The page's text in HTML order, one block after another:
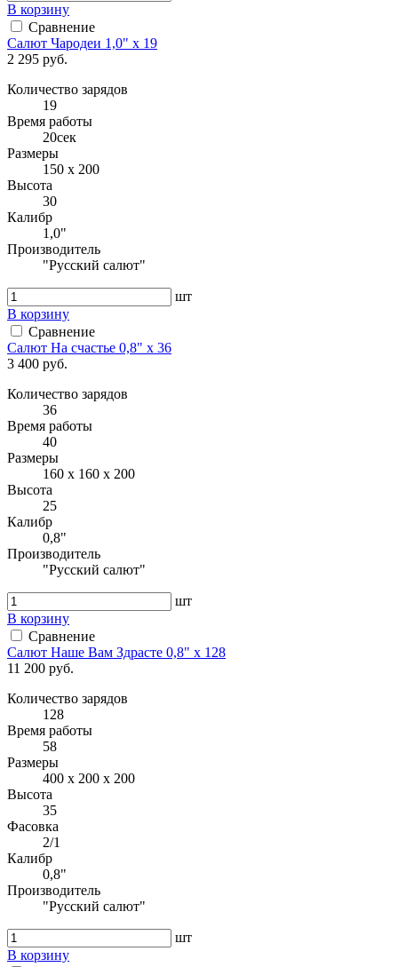
В корзину
Сравнение
Салют Чародеи 1,0" x 19
2 295 руб.
Количество зарядов
19
Время работы
20сек
Размеры
150 x 200
Высота
30
Калибр
1,0"
Производитель
"Русский салют"
шт
В корзину
Сравнение
Салют На счастье 0,8" x 36
3 400 руб.
Количество зарядов
36
Время работы
40
Размеры
160 х 160 х 200
Высота
25
Калибр
0,8"
Производитель
"Русский салют"
шт
В корзину
Сравнение
Салют Наше Вам Здрасте 0,8" х 128
11 200 руб.
Количество зарядов
128
Время работы
58
Размеры
400 х 200 х 200
Высота
35
Фасовка
2/1
Калибр
0,8"
Производитель
"Русский салют"
шт
В корзину